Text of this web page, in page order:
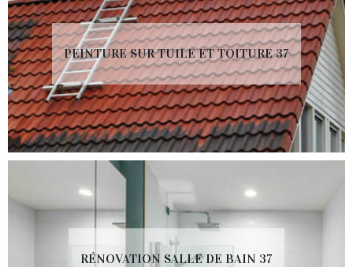
PEINTURE SUR TUILE ET TOITURE 37
RÉNOVATION SALLE DE BAIN 37